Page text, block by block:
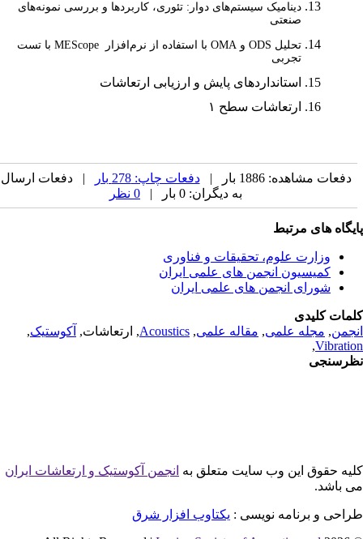
دینامیک سیستم‌های دوار: تئوری، کاربردها و بررسی نمونه‌های
صنعتی
تحلیل ODS وOMA با استفاده از نرم‌افزار MEScope با تست
تجربی
استانداردهای پایش و ارزیابی ارتعاشات
ارتعاشات سطح ۱
دفعات مشاهده: 1886 بار | دفعات چاپ: 278 بار
| دفعات ارسال
به دیگران: 0 بار |
های مرتبط
وزارت علوم، تحقیقات و فناوری
کمیسیون انجمن های علمی ایران
شورای انجمن های علمی ایران
کلیدی
,مجله علمی, مقاله علمی,
Acoustics, ارتعاشات,آکوستیک,
,
حقوق این وب سایت متعلق بهانجمن آکوستیک و ارتعاشات ایران
باشد.
و برنامه نویسی : یکتاوب افزار شرق